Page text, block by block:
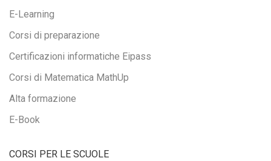
E-Learning
Corsi di preparazione
Certificazioni informatiche Eipass
Corsi di Matematica MathUp
Alta formazione
E-Book
CORSI PER LE SCUOLE